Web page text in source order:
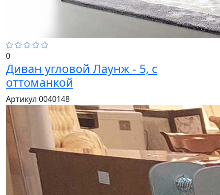
0
Диван угловой Лаунж - 5, с
оттоманкой
Артикул 0040148